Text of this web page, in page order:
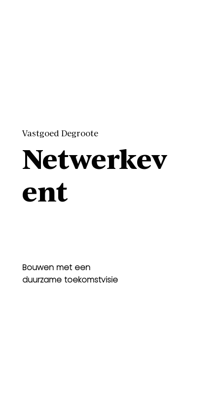
Bouwen met een
duurzame toekomstvisie
Vastgoed Degroote
Netwerkev
ent